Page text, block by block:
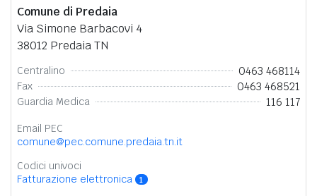
Comune di Predaia
Via Simone Barbacovi 4
38012 Predaia TN
Centralino 0463 468114
Fax 0463 468521
Guardia Medica 116 117
Email PEC
comune@pec.comune.predaia.tn.it
Codici univoci
Fatturazione elettronica
1